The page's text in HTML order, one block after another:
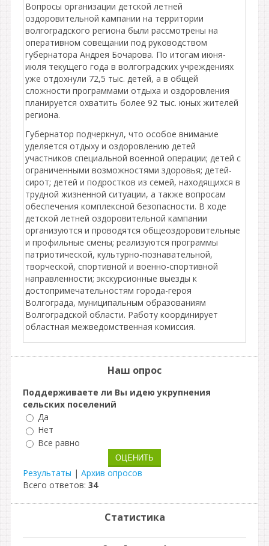
Вопросы организации детской летней
оздоровительной кампании на территории
волгоградского региона были рассмотрены на
оперативном совещании под руководством
губернатора Андрея Бочарова. По итогам июня-
июля текущего года в волгоградских учреждениях
уже отдохнули 72,5 тыс. детей, а в общей
сложности программами отдыха и оздоровления
планируется охватить более 92 тыс. юных жителей
региона.
Губернатор подчеркнул, что особое внимание
уделяется отдыху и оздоровлению детей
участников специальной военной операции; детей с
ограниченными возможностями здоровья; детей-
сирот; детей и подростков из семей, находящихся в
трудной жизненной ситуации, а также вопросам
обеспечения комплексной безопасности. В ходе
детской летней оздоровительной кампании
организуются и проводятся общеоздоровительные
и профильные смены; реализуются программы
патриотической, культурно-познавательной,
творческой, спортивной и военно-спортивной
направленности; экскурсионные выезды к
достопримечательностям города-героя
Волгограда, муниципальным образованиям
Волгоградской области. Работу координирует
областная межведомственная комиссия.
Наш опрос
Поддерживаете ли Вы идею укрупнения
сельских поселений
Да
Нет
Все равно
Результаты | Архив опросов
Всего ответов: 34
Статистика